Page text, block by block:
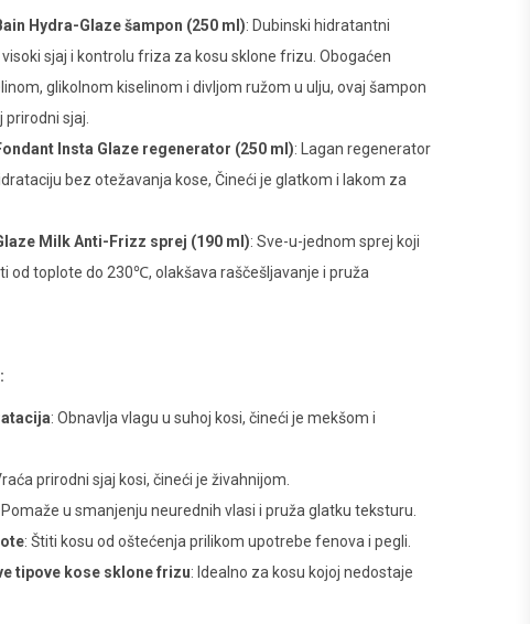
Hydra-Glaze šampon (250 ml): Dubinski hidratantni
sjaj i kontrolu friza za kosu sklone frizu. Obogaćen
glikolnom kiselinom i divljom ružom u ulju, ovaj šampon
prirodni sjaj.
Insta Glaze regenerator (250 ml): Lagan regenerator
bez otežavanja kose, Čineći je glatkom i lakom za
Milk Anti-Frizz sprej (190 ml): Sve-u-jednom sprej koji
od toplote do 230℃, olakšava raščešljavanje i pruža
: Obnavlja vlagu u suhoj kosi, čineći je mekšom i
prirodni sjaj kosi, čineći je živahnijom.
Pomaže u smanjenju neurednih vlasi i pruža glatku teksturu.
: Štiti kosu od oštećenja prilikom upotrebe fenova i pegli.
tipove kose sklone frizu: Idealno za kosu kojoj nedostaje